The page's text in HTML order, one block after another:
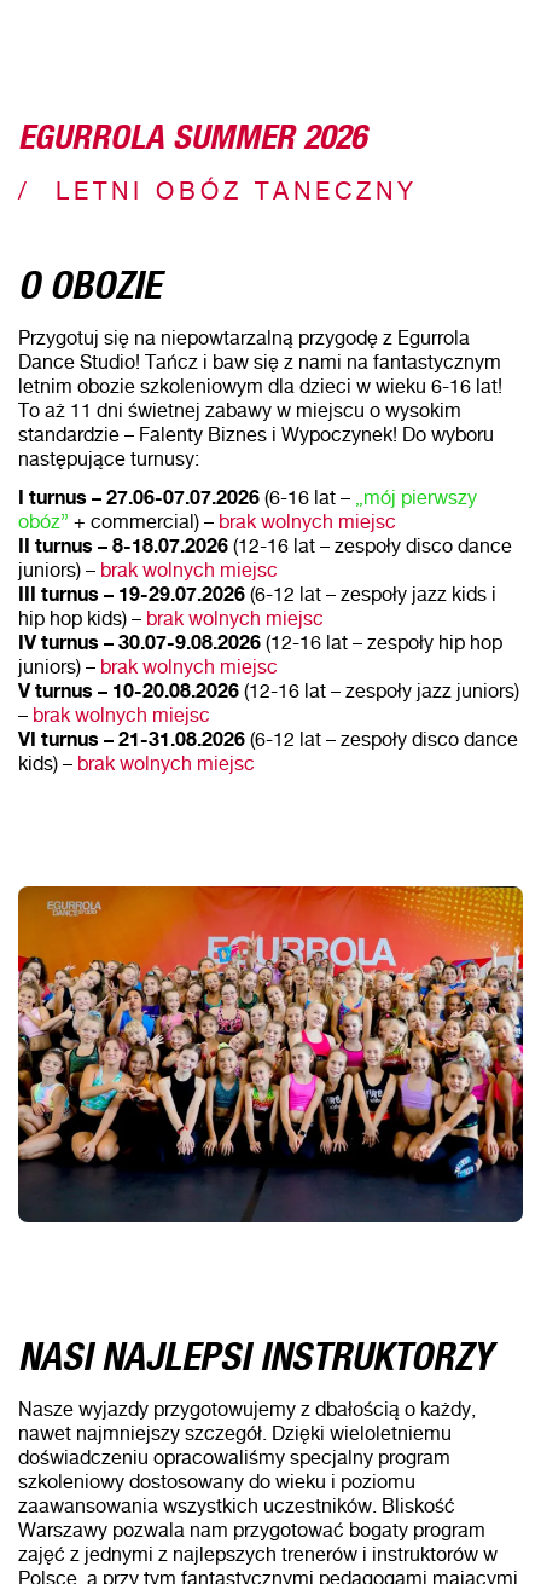
EGURROLA SUMMER 2026
LETNI OBÓZ TANECZNY
O OBOZIE
Przygotuj się na niepowtarzalną przygodę z Egurrola
Dance Studio! Tańcz i baw się z nami na fantastycznym
letnim obozie szkoleniowym dla dzieci w wieku 6-16 lat!
To aż 11 dni świetnej zabawy w miejscu o wysokim
standardzie – Falenty Biznes i Wypoczynek! Do wyboru
następujące turnusy:
I turnus – 27.06-07.07.2026 (6-16 lat – „mój pierwszy
obóz” + commercial) – brak wolnych miejsc
II turnus – 8-18.07.2026 (12-16 lat – zespoły disco dance
juniors) – brak wolnych miejsc
III turnus – 19-29.07.2026 (6-12 lat – zespoły jazz kids i
hip hop kids) – brak wolnych miejsc
IV turnus – 30.07-9.08.2026 (12-16 lat – zespoły hip hop
juniors) – brak wolnych miejsc
V turnus – 10-20.08.2026 (12-16 lat – zespoły jazz juniors)
– brak wolnych miejsc
VI turnus – 21-31.08.2026 (6-12 lat – zespoły disco dance
kids) – brak wolnych miejsc
NASI NAJLEPSI INSTRUKTORZY
Nasze wyjazdy przygotowujemy z dbałością o każdy,
nawet najmniejszy szczegół. Dzięki wieloletniemu
doświadczeniu opracowaliśmy specjalny program
szkoleniowy dostosowany do wieku i poziomu
zaawansowania wszystkich uczestników. Bliskość
Warszawy pozwala nam przygotować bogaty program
zajęć z jednymi z najlepszych trenerów i instruktorów w
Polsce, a przy tym fantastycznymi pedagogami mającymi